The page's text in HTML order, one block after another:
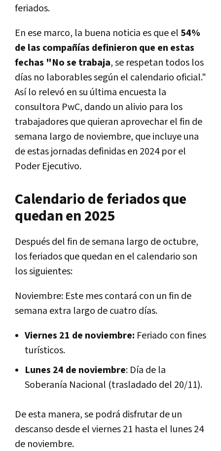
feriados.
En ese marco, la buena noticia es que el 54%
de las compañías definieron que en estas
fechas "No se trabaja, se respetan todos los
días no laborables según el calendario oficial."
Así lo relevó en su última encuesta la
consultora PwC, dando un alivio para los
trabajadores que quieran aprovechar el fin de
semana largo de noviembre, que incluye una
de estas jornadas definidas en 2024 por el
Poder Ejecutivo.
Calendario de feriados que
quedan en 2025
Después del fin de semana largo de octubre,
los feriados que quedan en el calendario son
los siguientes:
Noviembre: Este mes contará con un fin de
semana extra largo de cuatro días.
Viernes 21 de noviembre: Feriado con fines
turísticos.
Lunes 24 de noviembre: Día de la
Soberanía Nacional (trasladado del 20/11).
De esta manera, se podrá disfrutar de un
descanso desde el viernes 21 hasta el lunes 24
de noviembre.